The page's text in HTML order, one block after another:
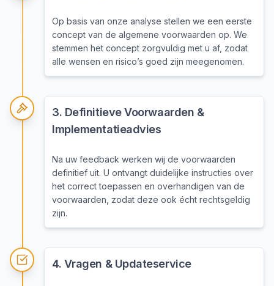
Op basis van onze analyse stellen we een eerste
concept van de algemene voorwaarden op. We
stemmen het concept zorgvuldig met u af, zodat
alle wensen en risico’s goed zijn meegenomen.
3. Definitieve Voorwaarden &
Implementatieadvies
Na uw feedback werken wij de voorwaarden
definitief uit. U ontvangt duidelijke instructies over
het correct toepassen en overhandigen van de
voorwaarden, zodat deze ook écht rechtsgeldig
zijn.
4. Vragen & Updateservice